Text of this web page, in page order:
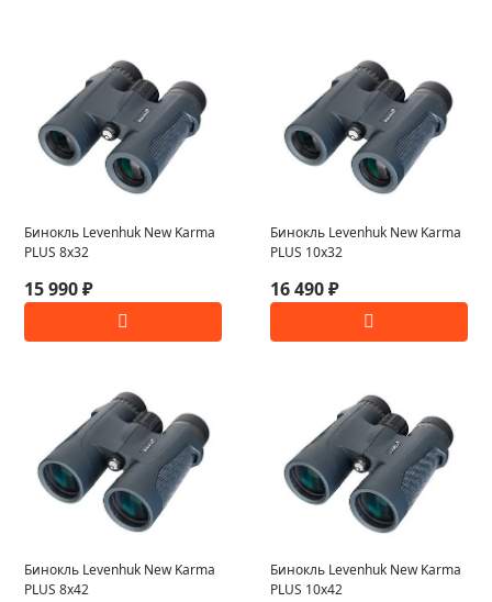
Бинокль Levenhuk New Karma
PLUS 8x32
15 990 ₽
Бинокль Levenhuk New Karma
PLUS 10x32
16 490 ₽
Бинокль Levenhuk New Karma
PLUS 8x42
Бинокль Levenhuk New Karma
PLUS 10x42